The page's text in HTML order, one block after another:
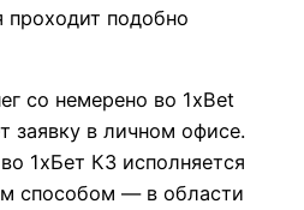
проходит подобно
со немерено во 1xBet
заявку в личном офисе.
1хБет КЗ исполняется
способом — в области